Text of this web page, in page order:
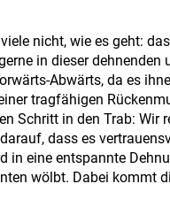
nicht, wie es geht:
in dieser
Abwärts, da es
tragfähigen
Schritt in den Trab:
dass es
in eine entspannte
wölbt. Dabei kommt